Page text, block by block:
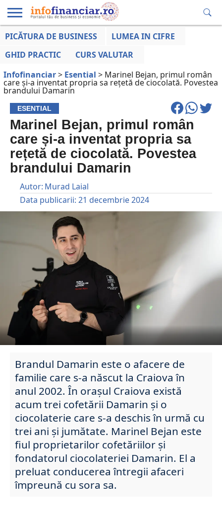
EDUCAȚIE
LA ZI
AFACERILOR
PICĂTURA DE BUSINESS
LUMEA IN CIFRE
GHID PRACTIC
CURS VALUTAR
Infofinanciar> Esential > Marinel Bejan, primul român
care și-a inventat propria sa rețetă de ciocolată. Povestea
brandului Damarin
ESENTIAL
Marinel Bejan, primul român
care și-a inventat propria sa
rețetă de ciocolată. Povestea
brandului Damarin
Autor: Murad Laial
Data publicarii: 21 decembrie 2024
Brandul Damarin este o afacere de
familie care s-a născut la Craiova în
anul 2002. În orașul Craiova există
acum trei cofetării Damarin și o
ciocolaterie care s-a deschis în urmă cu
trei ani și jumătate. Marinel Bejan este
fiul proprietarilor cofetăriilor și
fondatorul ciocolateriei Damarin. El a
preluat conducerea întregii afaceri
împreună cu sora sa.